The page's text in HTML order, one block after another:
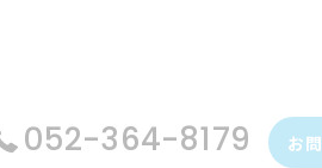
052-364-8179 お